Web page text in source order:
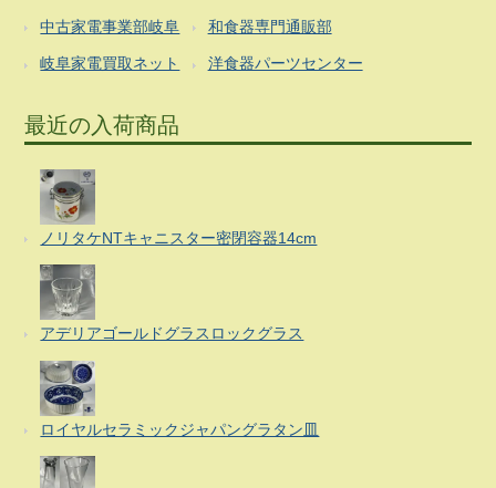
中古家電事業部岐阜 和食器専門通販部
岐阜家電買取ネット 洋食器パーツセンター
最近の入荷商品
ノリタケNTキャニスター密閉容器14cm
アデリアゴールドグラスロックグラス
ロイヤルセラミックジャパングラタン皿